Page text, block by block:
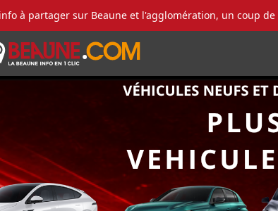
à partager sur Beaune et l'agglomération, un coup